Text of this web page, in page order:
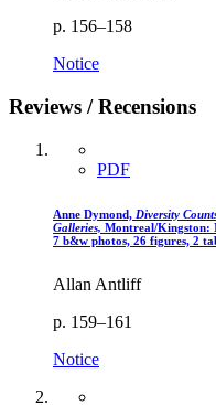
p. 156–158
Notice
Reviews / Recensions
PDF
Anne Dymond, Diversity
Galleries, Montreal/Kingston:
7 b&w photos, 26 figures, 2
Allan Antliff
p. 159–161
Notice